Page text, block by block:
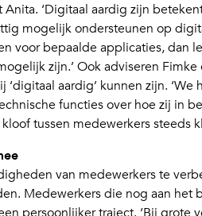
Anita. ‘Digitaal aardig zijn
mogelijk ondersteunen op
voor bepaalde applicaties, dan
zijn.’ Ook adviseren Fimke
‘digitaal aardig’ kunnen zijn.
functies over hoe zij in
tussen medewerkers steeds
van medewerkers te
Medewerkers die nog aan het